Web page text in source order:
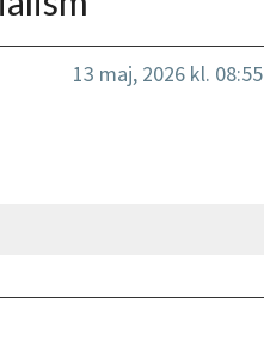
13 maj, 2026 kl. 08:55